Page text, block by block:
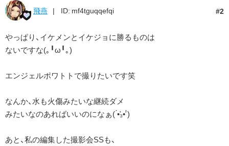
2
飛燕 ID: mf4tguqqefqi
やっぱり、イケメンとイケジョに勝るものは
ないですな(｡╹ω╹｡)
エンジェルポワトトで撮りたいです笑
なんか、水も火傷みたいな継続ダメ
みたいなのあればいいのになぁ( ́•̛₃•̛ ̀)
あと、私の編集した撮影会SSも、